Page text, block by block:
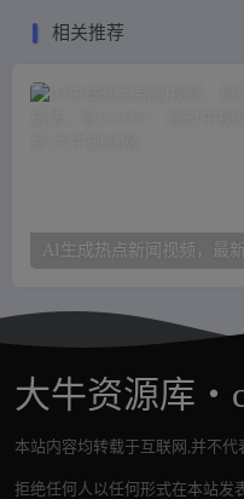
相关推荐
大牛资源库・
本站内容均转载于互联网,并不代
拒绝任何人以任何形式在本站发